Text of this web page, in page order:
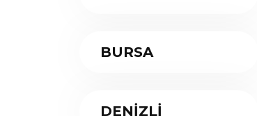
BURSA
DENİZLİ